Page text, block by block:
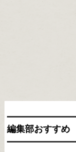
編集部おすすめ